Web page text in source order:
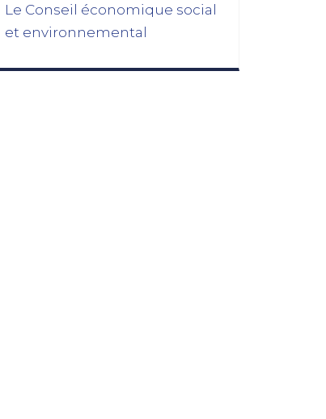
Le Conseil économique social
et environnemental